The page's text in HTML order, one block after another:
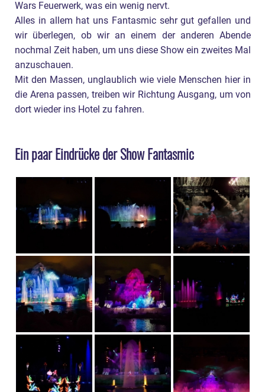
Wars Feuerwerk, was ein wenig nervt.
Alles in allem hat uns Fantasmic sehr gut gefallen und
wir überlegen, ob wir an einem der anderen Abende
nochmal Zeit haben, um uns diese Show ein zweites Mal
anzuschauen.
Mit den Massen, unglaublich wie viele Menschen hier in
die Arena passen, treiben wir Richtung Ausgang, um von
dort wieder ins Hotel zu fahren.
Ein paar Eindrücke der Show Fantasmic